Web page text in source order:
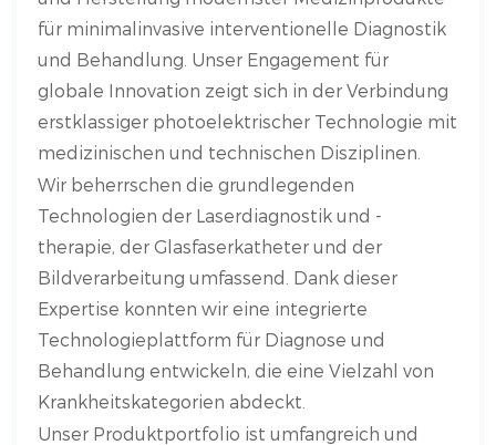
für minimalinvasive interventionelle Diagnostik
und Behandlung. Unser Engagement für
globale Innovation zeigt sich in der Verbindung
erstklassiger photoelektrischer Technologie mit
medizinischen und technischen Disziplinen.
Wir beherrschen die grundlegenden
Technologien der Laserdiagnostik und -
therapie, der Glasfaserkatheter und der
Bildverarbeitung umfassend. Dank dieser
Expertise konnten wir eine integrierte
Technologieplattform für Diagnose und
Behandlung entwickeln, die eine Vielzahl von
Krankheitskategorien abdeckt.
Unser Produktportfolio ist umfangreich und